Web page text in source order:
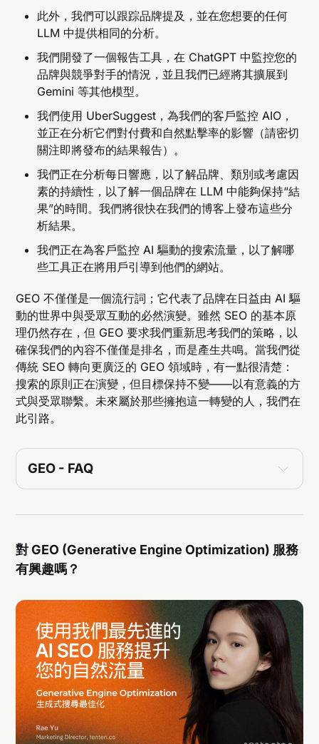
此外，我們可以跟踪品牌提及，並在您想要的任何
LLM 中提供相同的分析。
我們開發了一個報告工具，在 ChatGPT 中監控您的
品牌與競爭對手的情況，並且我們已經將其擴展到
Gemini 等其他模型。
我們使用 UberSuggest，為我們的客戶監控 AIO，
並正在分析它們對付費和自然點擊率的影響（請密切
關注即將發布的結果報告）。
我們正在分析每日響應，以了解品牌、類別或考慮因
素的持續性，以了解一個品牌在 LLM 中能夠保持“結
果”的時間。我們將很快在我們的博客上發布這些分
析結果。
我們正在為客戶監控 AI 驅動的搜索流量，以了解哪
些工具正在將用戶引導到他們的網站。
GEO 不僅僅是一個流行詞；它代表了品牌在日益由 AI 驅
動的世界中與受眾互動的必然演變。雖然 SEO 的基本原
理仍然存在，但 GEO 要求我們重新思考我們的策略，以
確保我們的內容不僅僅是排名，而是產生共鳴。當我們從
傳統 SEO 轉向更廣泛的 GEO 領域時，有一點很清楚：
搜索的原則正在演變，但目標保持不變——以有意義的方
式與受眾聯繫。未來屬於那些擁抱這一轉變的人，我們在
此引路。
GEO - FAQ
頁面上（內容）：GEO 集中在對話式搜索，您的內
容用於訓練 LLM。
頁面內（技術）：資產需被 LLM 找到並攝取，結
對 GEO (Generative Engine Optimization) 服務
有興趣嗎？